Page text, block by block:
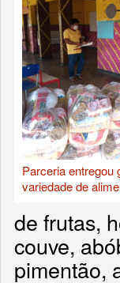
Parceria entregou
variedade de
de frutas,
couve,
pimentão,